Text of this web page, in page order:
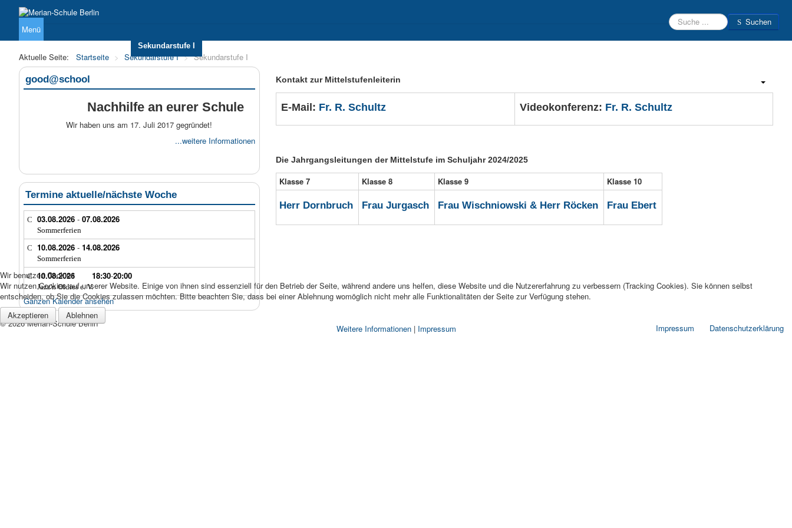
Suchen Suchen
Menü
Sekundarstufe I
Aktuelle Seite: Startseite > Sekundarstufe I > Sekundarstufe I
good@school
Nachhilfe an eurer Schule
Wir haben uns am 17. Juli 2017 gegründet!
...weitere Informationen
Termine aktuelle/nächste Woche
03.08.2026 - 07.08.2026
Sommerferien
10.08.2026 - 14.08.2026
Sommerferien
10.08.2026 18:30-20:00
Jazz'n Oldies e. V.
Ganzen Kalender ansehen
Kontakt zur Mittelstufenleiterin
E-Mail: Fr. R. Schultz Videokonferenz: Fr. R. Schultz
Die Jahrgangsleitungen der Mittelstufe im Schuljahr 2024/2025
Klasse 7 Klasse 8 Klasse 9 Klasse 10
Herr Dornbruch Frau Jurgasch Frau Wischniowski & Herr Röcken Frau Ebert
Impressum Datenschutzerklärung
© 2026 Merian-Schule Berlin
Wir benutzen Cookies
Wir nutzen Cookies auf unserer Website. Einige von ihnen sind essenziell für den Betrieb der Seite, während andere uns helfen, diese Website und die Nutzererfahrung zu verbessern (Tracking Cookies). Sie können selbst
entscheiden, ob Sie die Cookies zulassen möchten. Bitte beachten Sie, dass bei einer Ablehnung womöglich nicht mehr alle Funktionalitäten der Seite zur Verfügung stehen.
Akzeptieren
Ablehnen
Weitere Informationen| Impressum